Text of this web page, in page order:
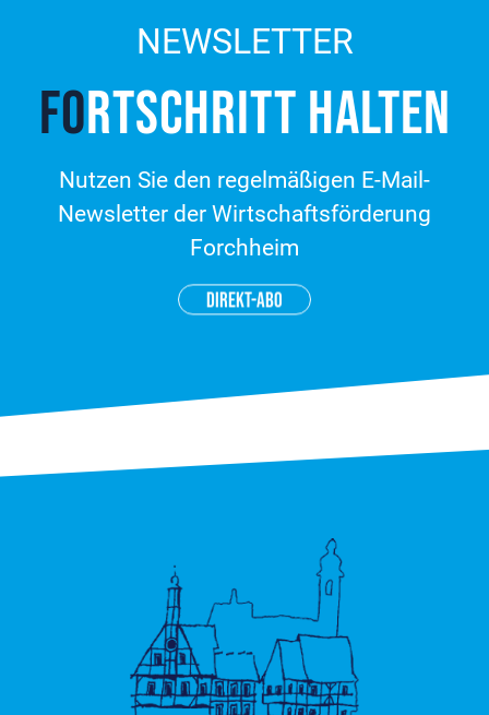
NEWSLETTER
FORT­SCHRITT HALTEN
Nutzen Sie den regelmäßigen E-Mail-
Newsletter der Wirtschaftsförderung
Forchheim
DIREKT-ABO